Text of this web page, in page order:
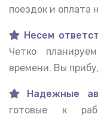
поездок и оплата
Несем
Четко
времени. Вы
Надежные
готовые к